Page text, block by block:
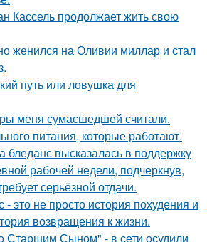
Кассель продолжает жить свою
женился на Оливии миллар и стал
путь или ловушка для
меня сумасшедшей считали.
питания, которые работают.
бледанс высказалась в поддержку
рабочей недели, подчеркнув,
серьёзной отдачи.
это не просто история похудения и
возвращения к жизни.
Старшим Сыном" - в сети осудили